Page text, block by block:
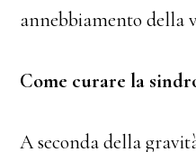
annebbiamento della
Come curare la
A seconda della